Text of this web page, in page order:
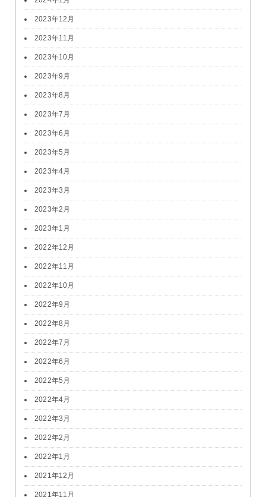
2023年12月
2023年11月
2023年10月
2023年9月
2023年8月
2023年7月
2023年6月
2023年5月
2023年4月
2023年3月
2023年2月
2023年1月
2022年12月
2022年11月
2022年10月
2022年9月
2022年8月
2022年7月
2022年6月
2022年5月
2022年4月
2022年3月
2022年2月
2022年1月
2021年12月
2021年11月